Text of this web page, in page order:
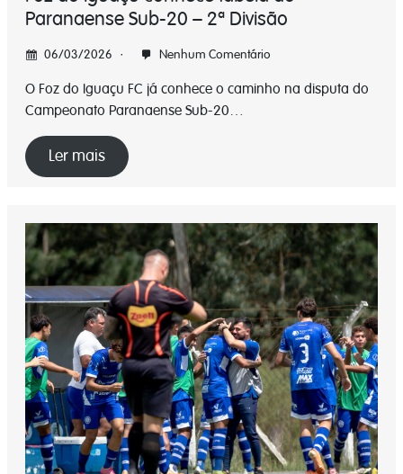
Paranaense Sub-20 – 2ª Divisão
06/03/2026 Nenhum Comentário
O Foz do Iguaçu FC já conhece o caminho na disputa do
Campeonato Paranaense Sub-20…
Ler mais